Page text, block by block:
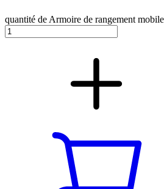
quantité de Armoire de rangement